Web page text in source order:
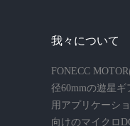
我々について
FONECC
径60mmの遊星
用アプリケーシ
向けのマイクロ